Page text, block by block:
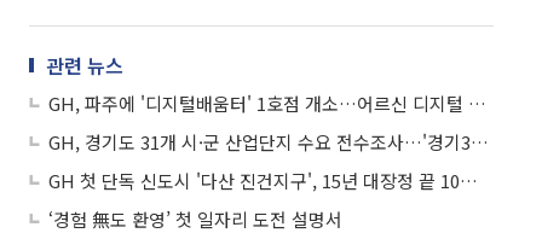
관련 뉴스
GH, 파주에 '디지털배움터' 1호점 개소…어르신 디지털 소외 해법 제시
GH, 경기도 31개 시·군 산업단지 수요 전수조사…'경기31파트너스' 가동
GH 첫 단독 신도시 '다산 진건지구', 15년 대장정 끝 10만 도시로 완성…경기북부 새 심장 뛰다
‘경험 無도 환영’ 첫 일자리 도전 설명서